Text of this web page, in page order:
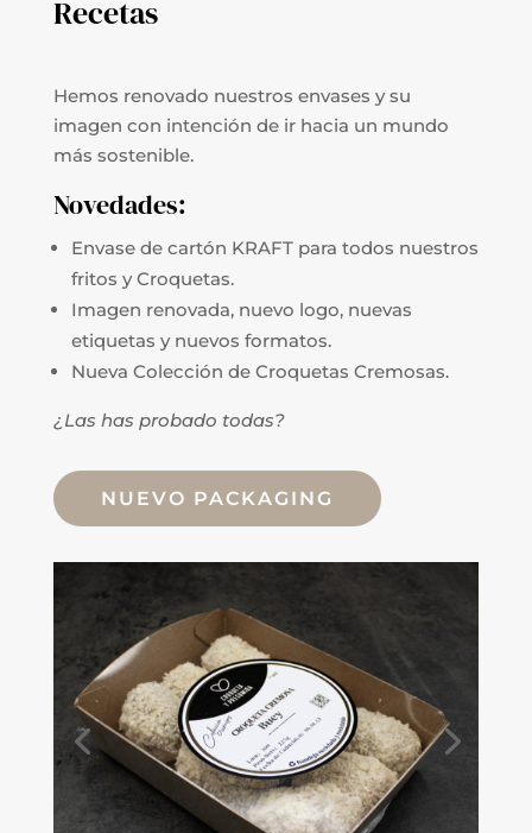
Recetas
Hemos renovado nuestros envases y su
imagen con intención de ir hacia un mundo
más sostenible.
Novedades:
Envase de cartón KRAFT para todos nuestros
fritos y Croquetas.
Imagen renovada, nuevo logo, nuevas
etiquetas y nuevos formatos.
Nueva Colección de Croquetas Cremosas.
¿Las has probado todas?
NUEVO PACKAGING